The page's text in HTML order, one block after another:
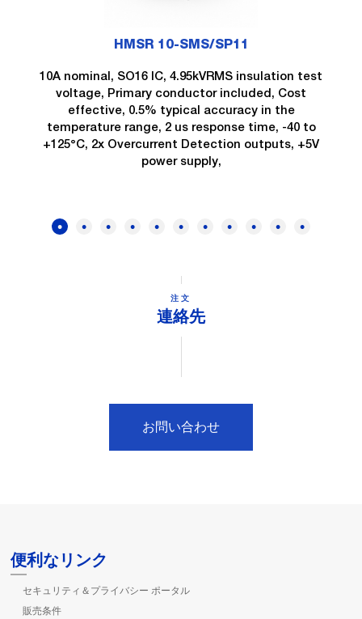
HMSR 10-SMS/SP11
10A nominal, SO16 IC, 4.95kVRMS insulation test
voltage, Primary conductor included, Cost
effective, 0.5% typical accuracy in the
temperature range, 2 us response time, -40 to
+125°C, 2x Overcurrent Detection outputs, +5V
power supply,
注文
連絡先
お問い合わせ
便利なリンク
セキュリティ＆プライバシー ポータル
販売条件